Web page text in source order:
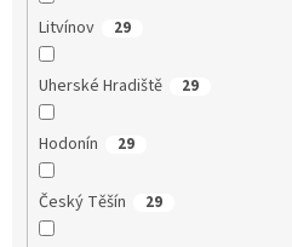
Litvínov 29
Uherské Hradiště 29
Hodonín 29
Český Těšín 29